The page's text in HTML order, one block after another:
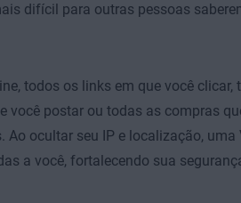
difícil para outras pessoas
todos os links em que você clicar,
você postar ou todas as compras
Ao ocultar seu IP e localização,
a você, fortalecendo sua